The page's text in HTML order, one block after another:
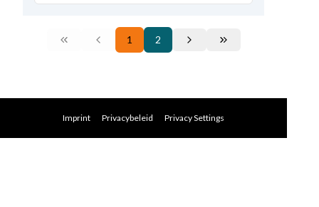
1 2
Imprint Privacybeleid Privacy Settings